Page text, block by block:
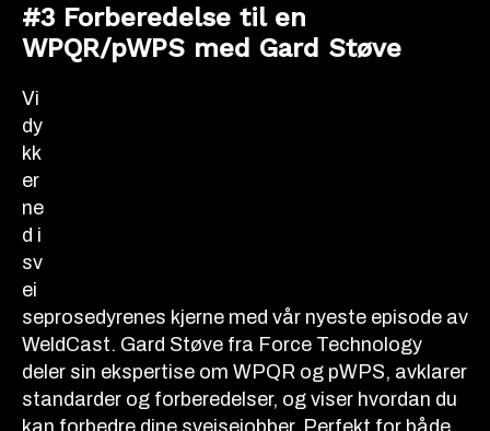
#3 Forberedelse til en
WPQR/pWPS med Gard Støve
Vi
dy
kk
er
ne
d i
sv
ei
seprosedyrenes kjerne med vår nyeste episode av
WeldCast. Gard Støve fra Force Technology
deler sin ekspertise om WPQR og pWPS, avklarer
standarder og forberedelser, og viser hvordan du
kan forbedre dine sveisejobber. Perfekt for både